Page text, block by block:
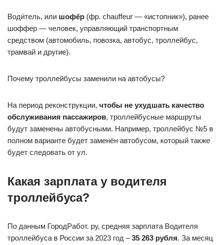
Води́тель, или шофёр (фр. chauffeur — «истопник»), ранее
шоффер — человек, управляющий транспортным
средством (автомобиль, повозка, автобус, троллейбус,
трамвай и другие).
Почему троллейбусы заменили на автобусы?
На период реконструкции, чтобы не ухудшать качество
обслуживания пассажиров, троллейбусные маршруты
будут заменены автобусными. Например, троллейбус №5 в
полном варианте будет заменён автобусом, который также
будет следовать от ул.
Какая зарплата у водителя
троллейбуса?
По данным ГородРабот. ру, средняя зарплата Водителя
троллейбуса в России за 2023 год ‒35 263 рубля. За месяц